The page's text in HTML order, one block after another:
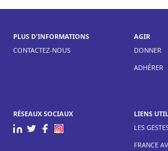
PLUS D'INFORMATIONS
CONTACTEZ-NOUS
AGIR
DONNER
ADHÉRER
RÉSEAUX SOCIAUX
LIENS
LES
FRANCE